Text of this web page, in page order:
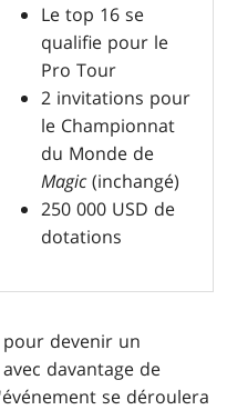
Le top 16 se
qualifie pour le
Pro Tour
2 invitations pour
le Championnat
du Monde de
Magic (inchangé)
250 000 USD de
dotations
devenir un
davantage de
se déroulera